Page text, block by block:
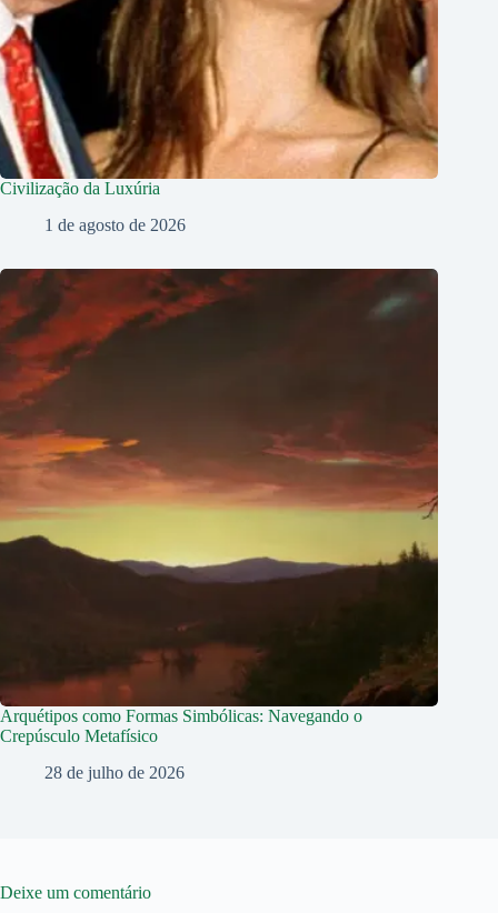
Civilização da Luxúria
1 de agosto de 2026
Arquétipos como Formas Simbólicas: Navegando o
Crepúsculo Metafísico
28 de julho de 2026
Deixe um comentário